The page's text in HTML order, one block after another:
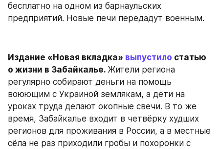
бесплатно на одном из барнаульских
предприятий. Новые печи передадут военным.
Издание «Новая вкладка» выпустило статью
о жизни в Забайкалье. Жители региона
регулярно собирают деньги на помощь
воюющим с Украиной землякам, а дети на
уроках труда делают окопные свечи. В то же
время, Забайкалье входит в четвёрку худших
регионов для проживания в России, а в местные
сёла не раз приходили гробы и похоронки с